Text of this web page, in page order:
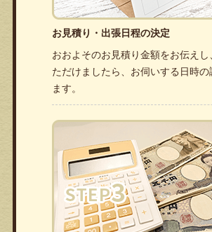
お見積り・出張日程の決定
おおよそのお見積り金額をお伝え
ただけましたら、お伺いする日時の
ます。